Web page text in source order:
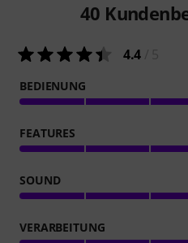
40
4.4
BEDIENUNG
FEATURES
SOUND
VERARBEITUNG